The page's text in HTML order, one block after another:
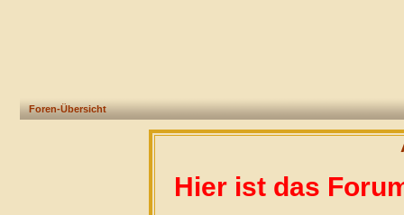
Foren-Übersicht
Hier ist das